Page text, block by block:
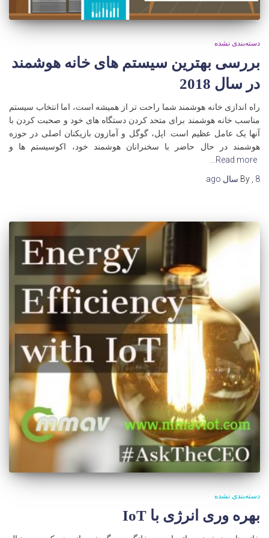
دسته‌بندی نشده
بررسی بهترین سیستم های خانه هوشمند
در سال 2018
راه اندازی خانه هوشمند شما راحت تر از همیشه است، اما انتخاب سیستم
مناسب خانه هوشمند برای متحد کردن دستگاه های خود و صحبت کردن با
آنها یک عامل عظیم است. اپل، گوگل و آمازون بازیکنان اصلی در حوزه
هوشمند در حال حاضر با سخنرانان هوشمند خود، اکوسیستم ها و
Read more…
By
8 سال
دسته‌بندی نشده
بهره وری انرژی با IoT